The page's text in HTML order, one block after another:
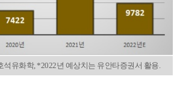
석유화학, *2022년 예상치는 유안타증권서 활용.